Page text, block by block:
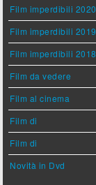
Film imperdibili 2020
Film imperdibili 2019
Film imperdibili 2018
Film da vedere
Film al cinema
Film di
Film di
Novità in Dvd